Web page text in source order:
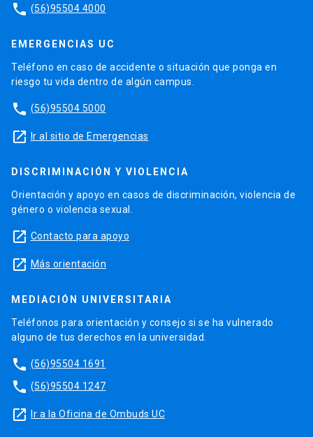
phone (56)95504 4000
EMERGENCIAS UC
Teléfono en caso de accidente o situación que ponga en
riesgo tu vida dentro de algún campus.
phone (56)95504 5000
launch Ir al sitio de Emergencias
DISCRIMINACIÓN Y VIOLENCIA
Orientación y apoyo en casos de discriminación, violencia de
género o violencia sexual.
launch Contacto para apoyo
launch Más orientación
MEDIACIÓN UNIVERSITARIA
Teléfonos para orientación y consejo si se ha vulnerado
alguno de tus derechos en la universidad.
phone (56)95504 1691
phone (56)95504 1247
launch Ir a la Oficina de Ombuds UC